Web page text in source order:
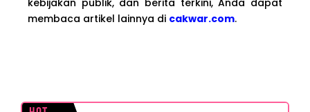
membaca artikel lainnya di cakwar.com.